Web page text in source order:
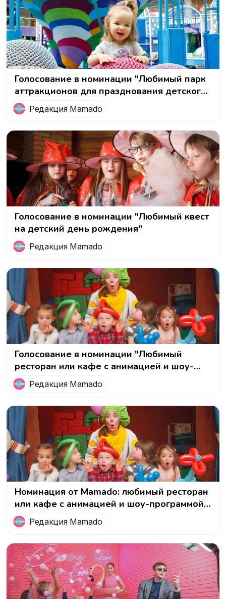
Голосование в номинации "Любимый парк
аттракционов для празднования детского
дня рождения"
Редакция Mamado
Голосование в номинации "Любимый квест
на детский день рождения"
Редакция Mamado
Голосование в номинации "Любимый
ресторан или кафе с анимацией и шоу-
программой"
Редакция Mamado
Номинация от Mamado: любимый ресторан
или кафе с анимацией и шоу-программой
по мнению мам и детей
Редакция Mamado